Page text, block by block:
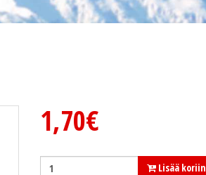
1,70€
Lisää koriin